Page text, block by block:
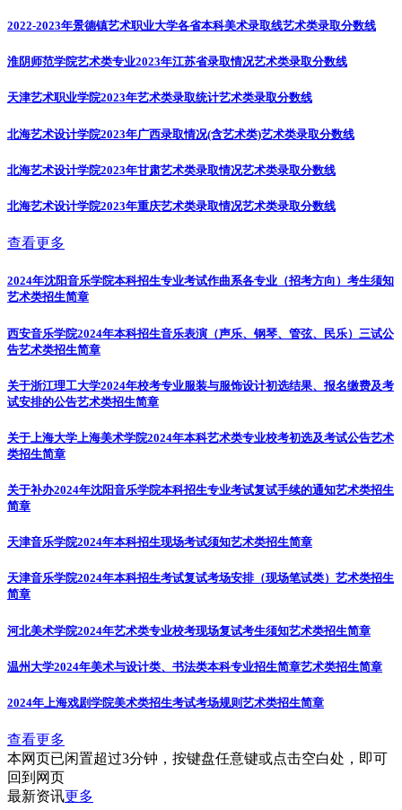
2022-2023年景德镇艺术职业大学各省本科美术录取线艺术类录取分数线
淮阴师范学院艺术类专业2023年江苏省录取情况艺术类录取分数线
天津艺术职业学院2023年艺术类录取统计艺术类录取分数线
北海艺术设计学院2023年广西录取情况(含艺术类)艺术类录取分数线
北海艺术设计学院2023年甘肃艺术类录取情况艺术类录取分数线
北海艺术设计学院2023年重庆艺术类录取情况艺术类录取分数线
查看更多
2024年沈阳音乐学院本科招生专业考试作曲系各专业（招考方向）考生须知
艺术类招生简章
西安音乐学院2024年本科招生音乐表演（声乐、钢琴、管弦、民乐）三试公
告艺术类招生简章
关于浙江理工大学2024年校考专业服装与服饰设计初选结果、报名缴费及考
试安排的公告艺术类招生简章
关于上海大学上海美术学院2024年本科艺术类专业校考初选及考试公告艺术
类招生简章
关于补办2024年沈阳音乐学院本科招生专业考试复试手续的通知艺术类招生
简章
天津音乐学院2024年本科招生现场考试须知艺术类招生简章
天津音乐学院2024年本科招生考试复试考场安排（现场笔试类） 艺术类招生
简章
河北美术学院2024年艺术类专业校考现场复试考生须知艺术类招生简章
温州大学2024年美术与设计类、书法类本科专业招生简章艺术类招生简章
2024年上海戏剧学院美术类招生考试考场规则艺术类招生简章
查看更多
本网页已闲置超过3分钟，按键盘任意键或点击空白处，即可
回到网页
最新资讯更多